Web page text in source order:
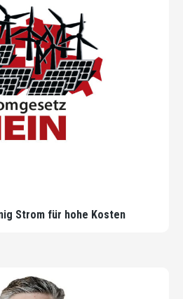
Strom für hohe Kosten